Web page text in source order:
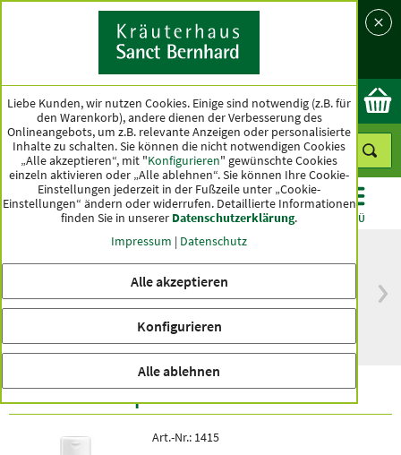
Land
Ok
KATEGORIEN ANGEBOTE TOPSELLER MENÜ
versandkostenfrei
innerhalb Deutschlands
Spitzenqualität seit
Eskimo-Shampoo
Art.-Nr.: 1415
Liebe Kunden, wir nutzen Cookies. Einige sind notwendig (z.B. für
den Warenkorb), andere dienen der Verbesserung des
Onlineangebots, um z.B. relevante Anzeigen oder personalisierte
Inhalte zu schalten. Sie können die nicht notwendigen Cookies
„Alle akzeptieren“, mit "Konfigurieren" gewünschte Cookies
einzeln aktivieren oder „Alle ablehnen“. Sie können Ihre Cookie-
Einstellungen jederzeit in der Fußzeile unter „Cookie-
Einstellungen“ ändern oder widerrufen. Detaillierte Informationen
finden Sie in unserer Datenschutzerklärung.
Impressum | Datenschutz
Alle akzeptieren
Konfigurieren
Alle ablehnen